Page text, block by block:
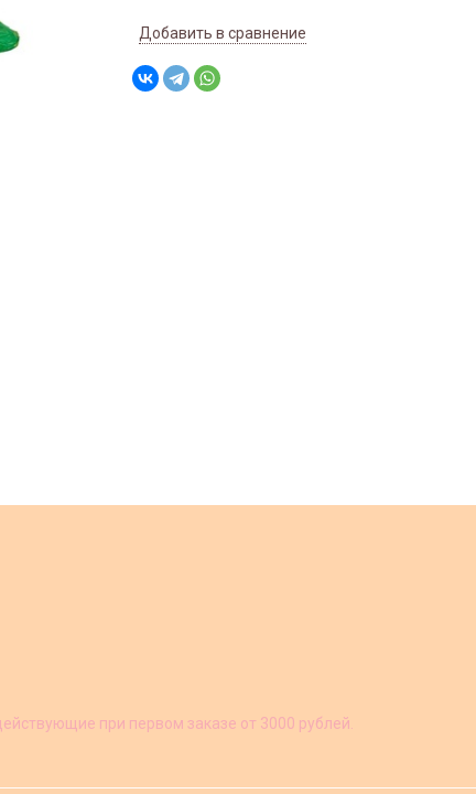
Добавить в сравнение
при первом заказе от 3000 рублей.